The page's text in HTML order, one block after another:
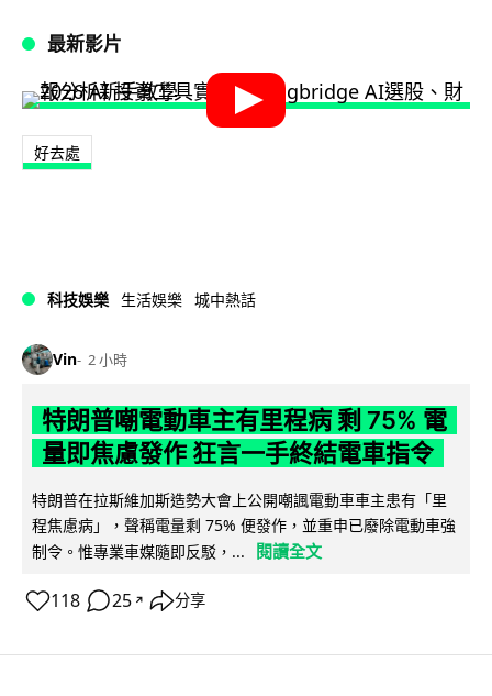
最新影片
好去處
科技娛樂 生活娛樂 城中熱話
Vin 2 小時
特朗普嘲電動車主有里程病 剩 75% 電
量即焦慮發作 狂言一手終結電車指令
特朗普在拉斯維加斯造勢大會上公開嘲諷電動車車主患有「里
程焦慮病」，聲稱電量剩 75% 便發作，並重申已廢除電動車強
制令。惟專業車媒隨即反駁，...
閱讀全文
118 25 ↗ 分享